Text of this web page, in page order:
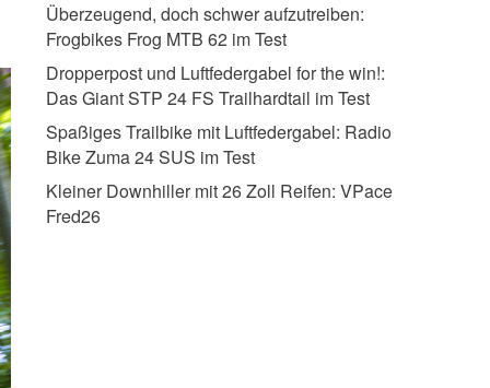
Überzeugend, doch schwer aufzutreiben:
Frogbikes Frog MTB 62 im Test
Dropperpost und Luftfedergabel for the win!:
Das Giant STP 24 FS Trailhardtail im Test
Spaßiges Trailbike mit Luftfedergabel: Radio
Bike Zuma 24 SUS im Test
Kleiner Downhiller mit 26 Zoll Reifen: VPace
Fred26